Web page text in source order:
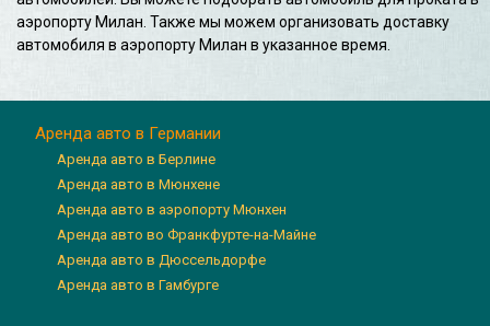
аэропорту Милан. Также мы можем организовать доставку
автомобиля в аэропорту Милан в указанное время.
Аренда авто в Германии
Аренда авто в Берлине
Аренда авто в Мюнхене
Аренда авто в аэропорту Мюнхен
Аренда авто во Франкфурте-на-Майне
Аренда авто в Дюссельдорфе
Аренда авто в Гамбурге